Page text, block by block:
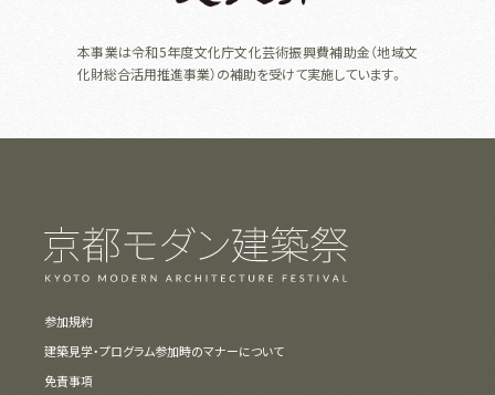
本事業は令和5年度文化庁文化芸術振興費補助金（地域文
化財総合活用推進事業）の補助を受けて実施しています。
参加規約
建築見学・プログラム参加時のマナーについて
免責事項